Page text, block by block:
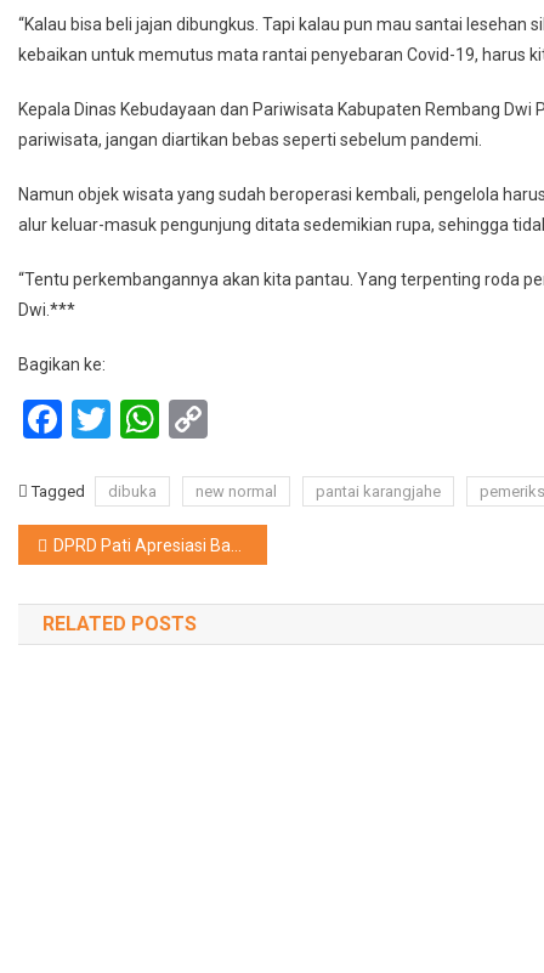
“Kalau bisa beli jajan dibungkus. Tapi kalau pun mau santai
kebaikan untuk memutus mata rantai penyebaran Covid-19, harus
Kepala Dinas Kebudayaan dan Pariwisata Kabupaten Rembang
pariwisata, jangan diartikan bebas seperti sebelum pandemi.
Namun objek wisata yang sudah beroperasi kembali, pengelola
alur keluar-masuk pengunjung ditata sedemikian rupa, sehingga
“Tentu perkembangannya akan kita pantau. Yang terpenting roda
Dwi.***
Bagikan ke:
Facebook
TwitterWhatsApp
Tagged dibuka new normal pantai karangjahe
Navigasi
pos
DPRD Pati Apresiasi Bantuan Pemprov pada Nelayan
RELATED POSTS